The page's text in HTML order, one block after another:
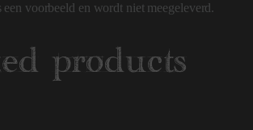
een voorbeeld en wordt niet meegeleverd.
products